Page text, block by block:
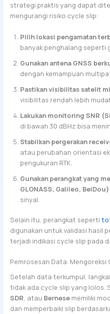
strategi praktis yang dapat
mengurangi risiko cycle slip:
Pilih lokasi pengamatan
banyak penghalang seperti
Gunakan antena GNSS
dengan kemampuan
Pastikan visibilitas satelit
visibilitas rendah lebih
Lakukan monitoring SNR
di bawah 30 dBHz bisa
Stabilkan pergerakan
atau perubahan orientasi
pengukuran RTK.
Gunakan perangkat yang
GLONASS, Galileo, BeiDou)
sinyal.
Selain itu, perangkat seperti
digunakan untuk validasi hasil
terjadi indikasi cycle slip pada
Pemrosesan Data: Mengoreksi
Setelah data terkumpul,
tidak ada cycle slip yang lolos.
SDR, atau Bernesememiliki
dan memperbaiki slip